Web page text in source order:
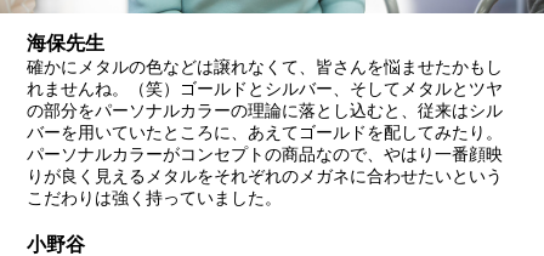
海保先生
確かにメタルの色などは譲れなくて、皆さんを悩ませたかもし
れませんね。（笑）ゴールドとシルバー、そしてメタルとツヤ
の部分をパーソナルカラーの理論に落とし込むと、従来はシル
バーを用いていたところに、あえてゴールドを配してみたり。
パーソナルカラーがコンセプトの商品なので、やはり一番顔映
りが良く見えるメタルをそれぞれのメガネに合わせたいという
こだわりは強く持っていました。
小野谷